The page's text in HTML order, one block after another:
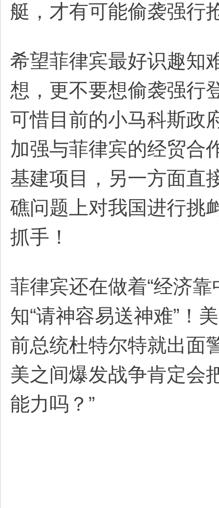
艇，才有可能偷袭强行
希望菲律宾最好识趣知
想，更不要想偷袭强行
可惜目前的小马科斯政
加强与菲律宾的经贸合
基建项目，另一方面直
礁问题上对我国进行挑
抓手！
菲律宾还在做着“经济靠
知“请神容易送神难”！
前总统杜特尔特就出面
美之间爆发战争肯定会
能力吗？”